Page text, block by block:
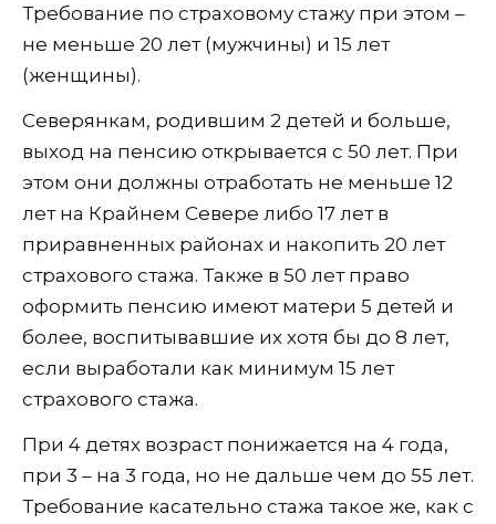
Требование по страховому стажу при этом –
не меньше 20 лет (мужчины) и 15 лет
(женщины).
Северянкам, родившим 2 детей и больше,
выход на пенсию открывается с 50 лет. При
этом они должны отработать не меньше 12
лет на Крайнем Севере либо 17 лет в
приравненных районах и накопить 20 лет
страхового стажа. Также в 50 лет право
оформить пенсию имеют матери 5 детей и
более, воспитывавшие их хотя бы до 8 лет,
если выработали как минимум 15 лет
страхового стажа.
При 4 детях возраст понижается на 4 года,
при 3 – на 3 года, но не дальше чем до 55 лет.
Требование касательно стажа такое же, как с